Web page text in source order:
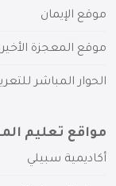
موقع الإيمان
موقع المعجزة
الحوار المباشر
مواقع تعليم
أكاديمية سبيلي